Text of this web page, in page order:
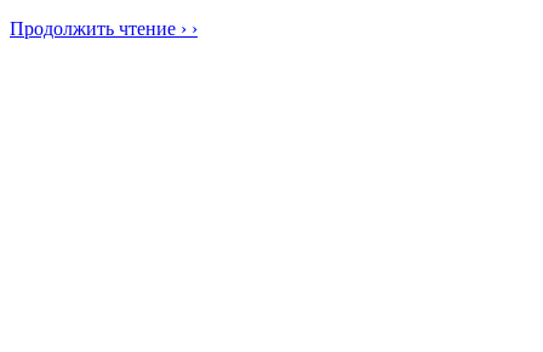
Продолжить чтение › ›